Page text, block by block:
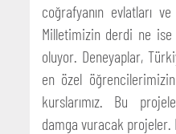
coğrafyanın evlatları
Milletimizin derdi ne
oluyor. Deneyaplar,
en özel
kurslarımız. Bu
damga vuracak projeler.